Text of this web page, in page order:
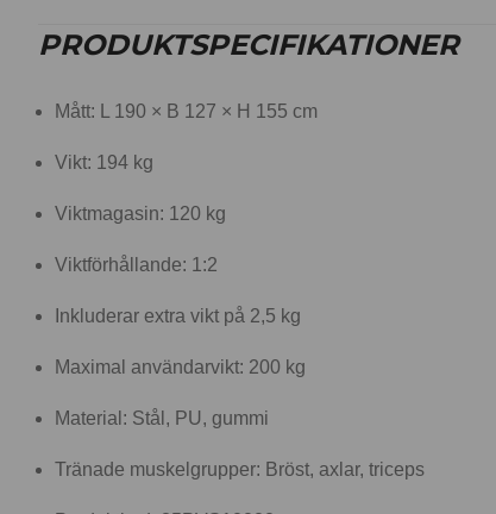
PRODUKTSPECIFIKATIONER
Mått: L 190 × B 127 × H 155 cm
Vikt: 194 kg
Viktmagasin: 120 kg
Viktförhållande: 1:2
Inkluderar extra vikt på 2,5 kg
Maximal användarvikt: 200 kg
Material: Stål, PU, gummi
Tränade muskelgrupper: Bröst, axlar, triceps